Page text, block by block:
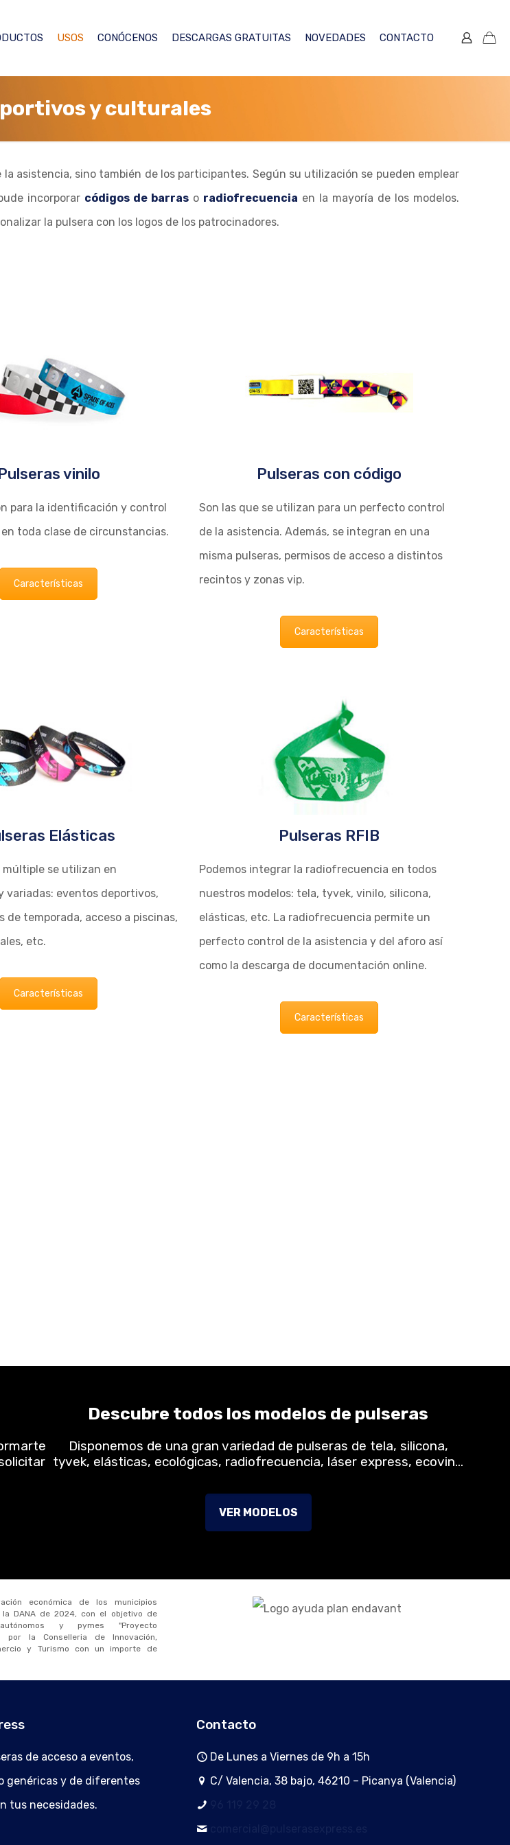
USOS CONÓCENOS DESCARGAS GRATUITAS NOVEDADES CONTACTO
y culturales
asistencia, sino también de los participantes. Según su utilización se pueden emplear
incorporar códigos de barraso radiofrecuencia en la mayoría de los modelos.
la pulsera con los logos de los patrocinadores.
vinilo
para la identificación y control
en toda clase de circunstancias.
Características
Pulseras con código
Son las que se utilizan para un perfecto control
de la asistencia. Además, se integran en una
misma pulseras, permisos de acceso a distintos
recintos y zonas vip.
Características
Elásticas
múltiple se utilizan en
variadas: eventos deportivos,
de temporada, acceso a piscinas,
etc.
Características
Pulseras RFIB
Podemos integrar la radiofrecuencia en todos
nuestros modelos: tela, tyvek, vinilo, silicona,
elásticas, etc. La radiofrecuencia permite un
perfecto control de la asistencia y del aforo así
como la descarga de documentación online.
Características
Descubre todos los modelos de pulseras
Disponemos de una gran variedad de pulseras de tela, silicona,
tyvek, elásticas, ecológicas, radiofrecuencia, láser express, ecovin…
VER MODELOS
económica de los municipios
DANA de 2024, con el objetivo de
y pymes "Proyecto
por la Conselleria de Innovación,
y Turismo con un importe de
de acceso a eventos,
genéricas y de diferentes
tus necesidades.
Contacto
De Lunes a Viernes de 9h a 15h
C/ Valencia, 38 bajo, 46210 – Picanya (Valencia)